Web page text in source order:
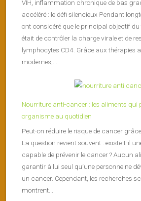
VIH, inflammation chronique de bas
accéléré : le défi silencieux Pendant
ont considéré que le principal objectif du
était de contrôler la charge virale et de
lymphocytes CD4. Grâce aux thérapies
modernes,...
Nourriture anti-cancer : les aliments qui
organisme au quotidien
Peut-on réduire le risque de cancer
La question revient souvent : existe-t-il
capable de prévenir le cancer ? Aucun
garantir à lui seul qu’une personne ne
un cancer. Cependant, les recherches
montrent...